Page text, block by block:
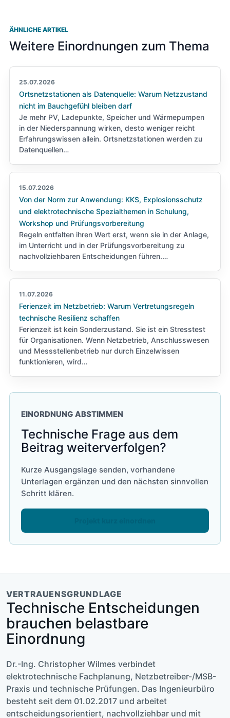
ÄHNLICHE ARTIKEL
Weitere Einordnungen zum Thema
25.07.2026
Ortsnetzstationen als Datenquelle: Warum Netzzustand
nicht im Bauchgefühl bleiben darf
Je mehr PV, Ladepunkte, Speicher und Wärmepumpen
in der Niederspannung wirken, desto weniger reicht
Erfahrungswissen allein. Ortsnetzstationen werden zu
Datenquellen…
15.07.2026
Von der Norm zur Anwendung: KKS, Explosionsschutz
und elektrotechnische Spezialthemen in Schulung,
Workshop und Prüfungsvorbereitung
Regeln entfalten ihren Wert erst, wenn sie in der Anlage,
im Unterricht und in der Prüfungsvorbereitung zu
nachvollziehbaren Entscheidungen führen.…
11.07.2026
Ferienzeit im Netzbetrieb: Warum Vertretungsregeln
technische Resilienz schaffen
Ferienzeit ist kein Sonderzustand. Sie ist ein Stresstest
für Organisationen. Wenn Netzbetrieb, Anschlusswesen
und Messstellenbetrieb nur durch Einzelwissen
funktionieren, wird…
EINORDNUNG ABSTIMMEN
Technische Frage aus dem
Beitrag weiterverfolgen?
Kurze Ausgangslage senden, vorhandene
Unterlagen ergänzen und den nächsten sinnvollen
Schritt klären.
VERTRAUENSGRUNDLAGE
Technische Entscheidungen
brauchen belastbare
Einordnung
Dr.-Ing. Christopher Wilmes verbindet
elektrotechnische Fachplanung, Netzbetreiber-/MSB-
Praxis und technische Prüfungen. Das Ingenieurbüro
besteht seit dem 01.02.2017 und arbeitet
entscheidungsorientiert, nachvollziehbar und mit